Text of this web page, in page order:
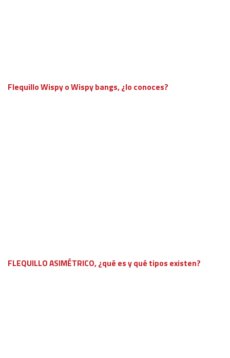
Flequillo Wispy o Wispy bangs, ¿lo conoces?
FLEQUILLO ASIMÉTRICO, ¿qué es y qué tipos existen?